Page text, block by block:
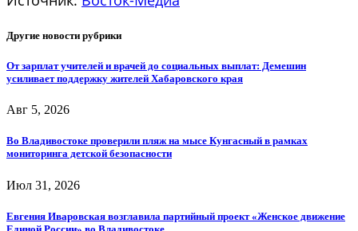
Другие новости рубрики
От зарплат учителей и врачей до социальных выплат: Демешин
усиливает поддержку жителей Хабаровского края
Авг 5, 2026
Во Владивостоке проверили пляж на мысе Кунгасный в рамках
мониторинга детской безопасности
Июл 31, 2026
Евгения Иваровская возглавила партийный проект «Женское движение